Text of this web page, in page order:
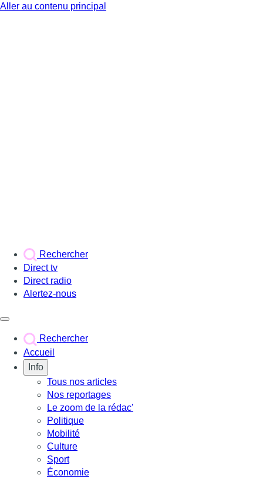
Aller au contenu principal
Rechercher
Direct tv
Direct radio
Alertez-nous
Rechercher
Accueil
Info
Tous nos articles
Nos reportages
Le zoom de la rédac'
Politique
Mobilité
Culture
Sport
Économie